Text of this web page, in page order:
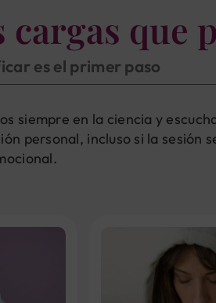
cargas que
es el primer paso
siempre en la ciencia y
personal, incluso si la